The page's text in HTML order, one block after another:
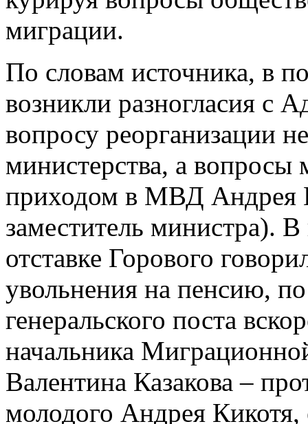
миграции.
По словам источника, в
возникли разногласия с
вопросу реорганизации
министерства, а
приходом в МВД Андрея
заместитель министра).
отставке Горового
увольнения на пенсию,
генеральского поста
начальника
Валентина Казакова –
молодого Андрея